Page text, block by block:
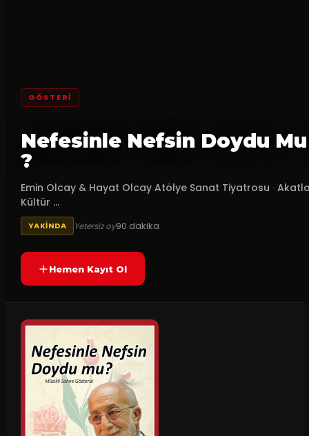
GÖSTERI
Nefesinle Nefsin Doydu Mu
?
Emin Olcay & Hayat Olcay Atölye Sanat Tiyatrosu ·
Kültür ...
YAKINDA Yetersiz oy90 dakika
Hemen Kayıt Ol